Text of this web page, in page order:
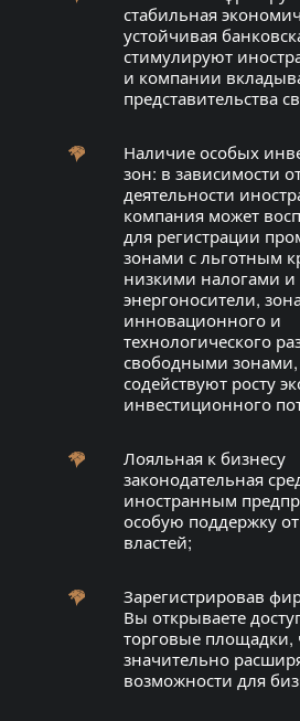
стабильная
устойчивая
стимулируют
и компании
представительства
Наличие особых
зон: в зависимости
деятельности
компания может
для регистрации
зонами с льготным
низкими налогами
энергоносители,
инновационного и
технологического
свободными
содействуют росту
инвестиционного
Лояльная к бизнесу
законодательная
иностранным
особую поддержку
властей;
Зарегистрировав
Вы открываете
торговые площадки,
значительно
возможности для